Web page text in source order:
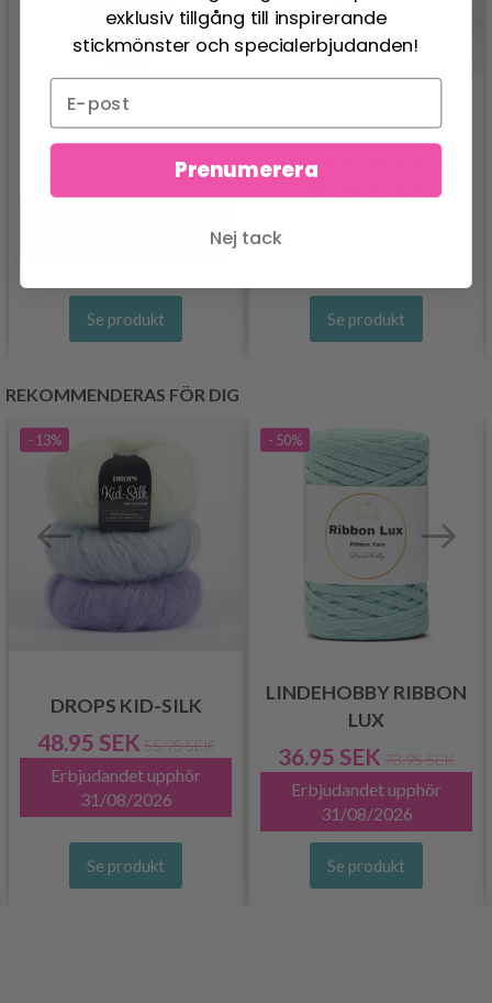
SCHEEPJES CATONA
Se produkt
DROPS BRUSHED
Se produkt
REKOMMENDERAS FÖR DIG
- 13%
DROPS KID-SILK
48.95 SEK 55.95 SEK
Erbjudandet upphör
31/08/2026
Se produkt
- 50%
LINDEHOBBY RIBBON
LUX
36.95 SEK 73.95 SEK
Erbjudandet upphör
31/08/2026
Se produkt
exklusiv tillgång till inspirerande
stickmönster och specialerbjudanden!
Prenumerera
Nej tack